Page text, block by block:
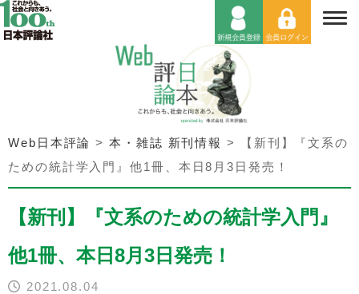
Web日本評論 >本・雑誌 新刊情報 >
【新刊】『文系の
ための統計学入門』他1冊、本日8月3日発売！
【新刊】『文系のための統計学入門』
他1冊、本日8月3日発売！
2021.08.04